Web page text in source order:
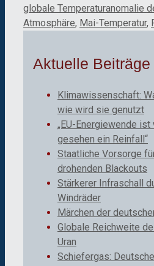
globale Temperaturanomalie
Atmosphäre, Mai-Temperatur,
Aktuelle Beiträge
Klimawissenschaft:
wie wird sie genutzt
„EU-Energiewende
gesehen ein Reinfall“
Staatliche Vorsorge
drohenden Blackouts
Stärkerer Infraschall
Windräder
Märchen der
Globale Reichweite
Uran
Schiefergas: